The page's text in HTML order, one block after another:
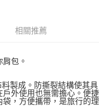
相關推薦
包。
製成。防撕裂結構使其具
外使用也無需擔心。便捷
，方便攜帶，是旅行的理